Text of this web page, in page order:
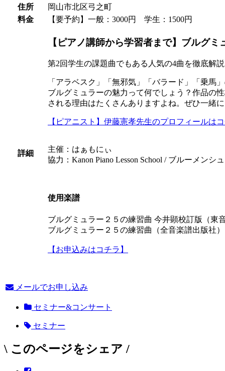
住所
岡山市北区弓之町
料金
【要予約】一般：3000円 学生：1500円
詳細
【ピアノ講師から学習者まで】ブルグミ
第2回学生の課題曲でもある人気の4曲を徹底解説
「アラベスク」「無邪気」「バラード」「乗馬
ブルグミュラーの魅力って何でしょう？作品の
される理由はたくさんありますよね。ぜひ一緒
【ピアニスト】伊藤憲孝先生のプロフィールは
主催：はぁもにぃ
協力：Kanon Piano Lesson School / ブルーメンシ
使用楽譜
ブルグミュラー２５の練習曲 今井顕校訂版（東
ブルグミュラー２５の練習曲（全音楽譜出版社）
【お申込みはコチラ】
メールでお申し込み
セミナー&コンサート
セミナー
\ このページをシェア /